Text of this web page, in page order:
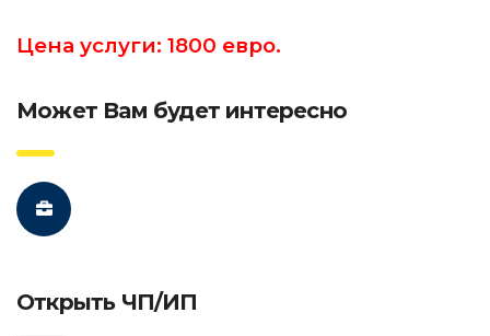
Цена услуги: 1800 евро.
Может Вам будет интересно
Открыть ЧП/ИП